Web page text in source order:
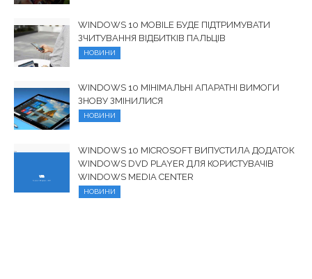
WINDOWS 10 MOBILE БУДЕ ПІДТРИМУВАТИ
ЗЧИТУВАННЯ ВІДБИТКІВ ПАЛЬЦІВ
НОВИНИ
WINDOWS 10 МІНІМАЛЬНІ АПАРАТНІ ВИМОГИ
ЗНОВУ ЗМІНИЛИСЯ
НОВИНИ
WINDOWS 10 MICROSOFT ВИПУСТИЛА ДОДАТОК
WINDOWS DVD PLAYER ДЛЯ КОРИСТУВАЧІВ
WINDOWS MEDIA CENTER
НОВИНИ